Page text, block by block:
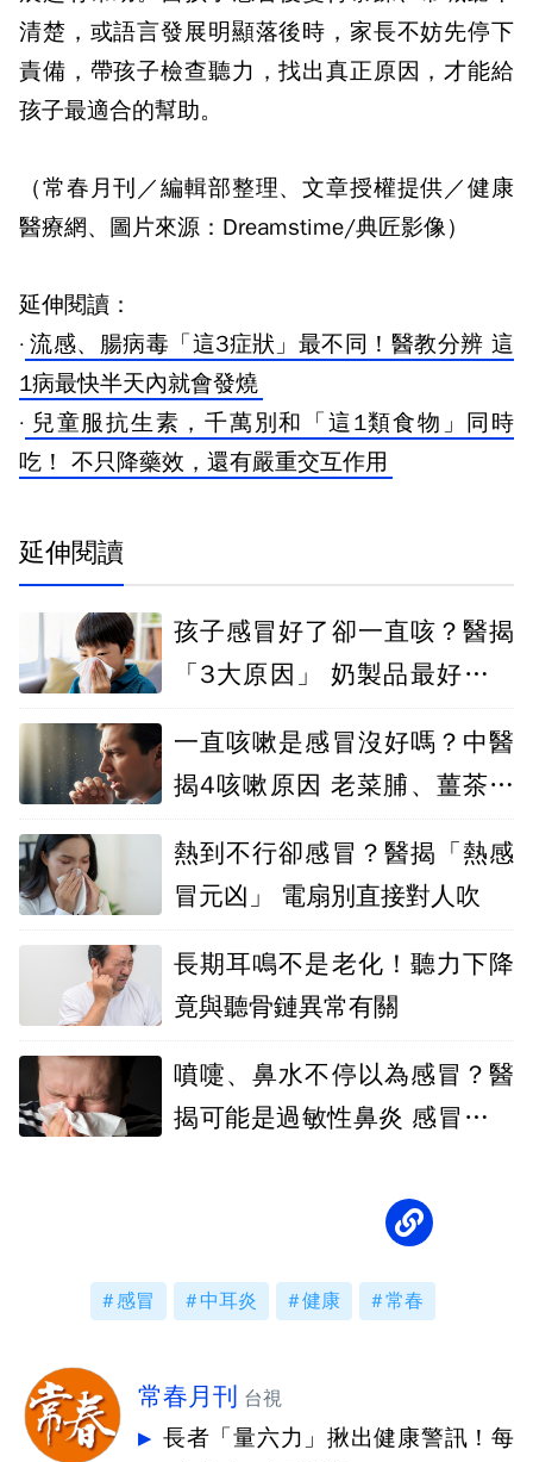
清楚，或語言發展明顯落後時，家長不妨先停下
責備，帶孩子檢查聽力，找出真正原因，才能給
孩子最適合的幫助。
（常春月刊／編輯部整理、文章授權提供／健康
醫療網、圖片來源：Dreamstime/典匠影像）
延伸閱讀：
· 流感、腸病毒「這3症狀」最不同！醫教分辨 這
1病最快半天內就會發燒
· 兒童服抗生素，千萬別和「這1類食物」同時
吃！ 不只降藥效，還有嚴重交互作用
延伸閱讀
孩子感冒好了卻一直咳？醫揭
「3大原因」 奶製品最好先少
一直咳嗽是感冒沒好嗎？中醫
揭4咳嗽原因 老菜脯、薑茶怎
熱到不行卻感冒？醫揭「熱感
冒元凶」 電扇別直接對人吹
長期耳鳴不是老化！聽力下降
竟與聽骨鏈異常有關
噴嚏、鼻水不停以為感冒？醫
揭可能是過敏性鼻炎 感冒差異
感冒 中耳炎 健康 常春
常春月刊 台視
長者「量六力」揪出健康警訊！每